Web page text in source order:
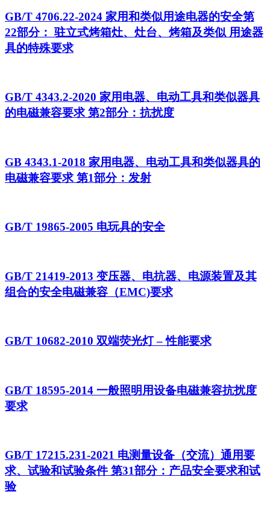
GB/T 4706.22-2024 家用和类似用途电器的安全第
22部分： 驻立式烤箱灶、灶台、烤箱及类似 用途器
具的特殊要求
GB/T 4343.2-2020 家用电器、电动工具和类似器具
的电磁兼容要求 第2部分：抗扰度
GB 4343.1-2018 家用电器、电动工具和类似器具的
电磁兼容要求 第1部分：发射
GB/T 19865-2005 电玩具的安全
GB/T 21419-2013 变压器、电抗器、电源装置及其
组合的安全电磁兼容（EMC)要求
GB/T 10682-2010 双端荧光灯 – 性能要求
GB/T 18595-2014 一般照明用设备电磁兼容抗扰度
要求
GB/T 17215.231-2021 电测量设备（交流）通用要
求、试验和试验条件 第31部分：产品安全要求和试
验